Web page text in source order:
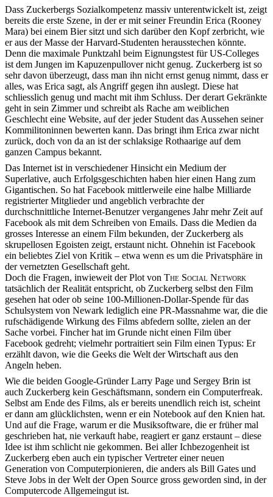
Dass Zuckerbergs Sozialkompetenz massiv unterentwickelt ist, zeigt
bereits die erste Szene, in der er mit seiner Freundin Erica (Rooney
Mara) bei einem Bier sitzt und sich darüber den Kopf zerbricht, wie
er aus der Masse der Harvard-Studenten herausstechen könnte.
Denn die maximale Punktzahl beim Eignungstest für US-Colleges
ist dem Jungen im Kapuzenpullover nicht genug. Zuckerberg ist so
sehr davon überzeugt, dass man ihn nicht ernst genug nimmt, dass er
alles, was Erica sagt, als Angriff gegen ihn auslegt. Diese hat
schliesslich genug und macht mit ihm Schluss. Der derart Gekränkte
geht in sein Zimmer und schreibt als Rache am weiblichen
Geschlecht eine Website, auf der jeder Student das Aussehen seiner
Kommilitoninnen bewerten kann. Das bringt ihm Erica zwar nicht
zurück, doch von da an ist der schlaksige Rothaarige auf dem
ganzen Campus bekannt.
Das Internet ist in verschiedener Hinsicht ein Medium der
Superlative, auch Erfolgsgeschichten haben hier einen Hang zum
Gigantischen. So hat Facebook mittlerweile eine halbe Milliarde
registrierter Mitglieder und angeblich verbrachte der
durchschnittliche Internet-Benutzer vergangenes Jahr mehr Zeit auf
Facebook als mit dem Schreiben von Emails. Dass die Medien da
grosses Interesse an einem Film bekunden, der Zuckerberg als
skrupellosen Egoisten zeigt, erstaunt nicht. Ohnehin ist Facebook
ein beliebtes Ziel von Kritik – etwa wenn es um die Privatsphäre in
der vernetzten Gesellschaft geht.
Doch die Fragen, inwieweit der Plot von The Social Network
tatsächlich der Realität entspricht, ob Zuckerberg selbst den Film
gesehen hat oder ob seine 100-Millionen-Dollar-Spende für das
Schulsystem von Newark lediglich eine PR-Massnahme war, die die
rufschädigende Wirkung des Films abfedern sollte, zielen an der
Sache vorbei. Fincher hat im Grunde nicht einen Film über
Facebook gedreht; vielmehr portraitiert sein Film einen Typus: Er
erzählt davon, wie die Geeks die Welt der Wirtschaft aus den
Angeln heben.
Wie die beiden Google-Gründer Larry Page und Sergey Brin ist
auch Zuckerberg kein Geschäftsmann, sondern ein Computerfreak.
Selbst am Ende des Films, als er bereits unendlich reich ist, scheint
er dann am glücklichsten, wenn er ein Notebook auf den Knien hat.
Und auf die Frage, warum er die Musiksoftware, die er früher mal
geschrieben hat, nie verkauft habe, reagiert er ganz erstaunt – diese
Idee ist ihm schlicht nie gekommen. Bei aller Ichbezogenheit ist
Zuckerberg eben auch ein typischer Vertreter einer neuen
Generation von Computerpionieren, die anders als Bill Gates und
Steve Jobs in der Welt der Open Source gross geworden sind, in der
Computercode Allgemeingut ist.